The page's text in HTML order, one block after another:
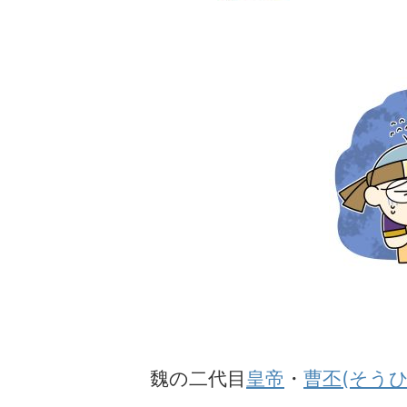
魏の二代目 皇帝 ・ 曹丕(そう